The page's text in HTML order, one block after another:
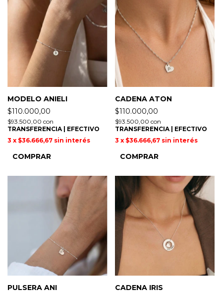
MODELO ANIELI
$110.000,00
$93.500,00 con
TRANSFERENCIA | EFECTIVO
3 x $36.666,67 sin interés
COMPRAR
CADENA ATON
$110.000,00
$93.500,00 con
TRANSFERENCIA | EFECTIVO
3 x $36.666,67 sin interés
COMPRAR
PULSERA ANI
CADENA IRIS